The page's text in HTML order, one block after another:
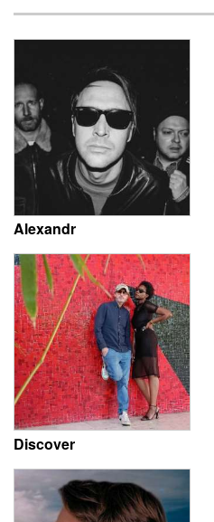
Alexandr
Discover